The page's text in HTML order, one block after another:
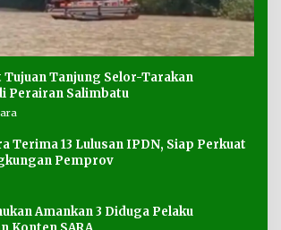
Tujuan Tanjung Selor-Tarakan
Perairan Salimbatu
Terima 13 Lulusan IPDN, Siap Perkuat
Pemprov
Amankan 3 Diduga Pelaku